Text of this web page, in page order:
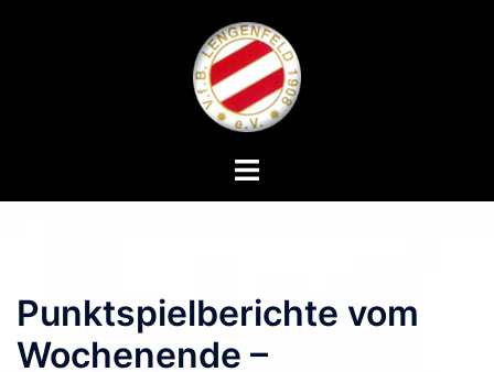
Menü
Punktspielberichte vom
Wochenende –